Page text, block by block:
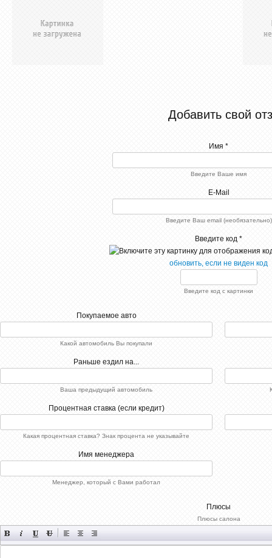
Добавить свой
Имя *
Введите Ваше имя
E-Mail
Введите Ваш email (необязательно)
Введите код *
обновить, если не виден код
Введите код с картинки
Покупаемое авто
Какой автомобиль Вы покупали
Раньше ездил на...
Ваша предыдущий автомобиль
Процентная ставка (если кредит)
Какая процентная ставка? Знак процента не указывайте
Имя менеджера
Менеджер, который с Вами работал
Плюсы
Плюсы салона